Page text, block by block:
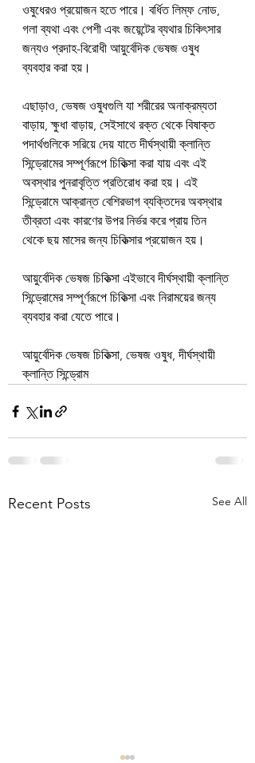
ওষুধেরও প্রয়োজন হতে পারে। বর্ধিত লিম্ফ নোড,
গলা ব্যথা এবং পেশী এবং জয়েন্টের ব্যথার চিকিৎসার
জন্যও প্রদাহ-বিরোধী আয়ুর্বেদিক ভেষজ ওষুধ
ব্যবহার করা হয়।
এছাড়াও, ভেষজ ওষুধগুলি যা শরীরের অনাক্রম্যতা
বাড়ায়, ক্ষুধা বাড়ায়, সেইসাথে রক্ত ​​থেকে বিষাক্ত
পদার্থগুলিকে সরিয়ে দেয় যাতে দীর্ঘস্থায়ী ক্লান্তি
সিন্ড্রোমের সম্পূর্ণরূপে চিকিত্সা করা যায় এবং এই
অবস্থার পুনরাবৃত্তি প্রতিরোধ করা হয়। এই
সিন্ড্রোমে আক্রান্ত বেশিরভাগ ব্যক্তিদের অবস্থার
তীব্রতা এবং কারণের উপর নির্ভর করে প্রায় তিন
থেকে ছয় মাসের জন্য চিকিত্সার প্রয়োজন হয়।
আয়ুর্বেদিক ভেষজ চিকিত্সা এইভাবে দীর্ঘস্থায়ী ক্লান্তি
সিন্ড্রোমের সম্পূর্ণরূপে চিকিত্সা এবং নিরাময়ের জন্য
ব্যবহার করা যেতে পারে।
আয়ুর্বেদিক ভেষজ চিকিত্সা, ভেষজ ওষুধ, দীর্ঘস্থায়ী
ক্লান্তি সিন্ড্রোম
Recent Posts See All